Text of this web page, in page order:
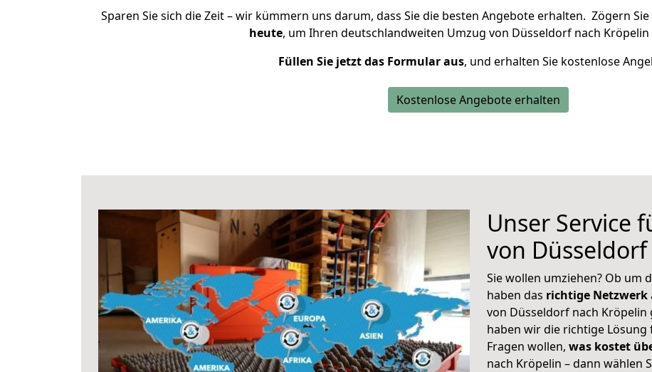
Sparen Sie sich die Zeit – wir kümmern uns darum, dass Sie die besten Angebote erhalten. Zögern
heute, um Ihren deutschlandweiten Umzug von Düsseldorf nach Kröpelin
Füllen Sie jetzt das Formular aus, und erhalten Sie kostenlose
Kostenlose Angebote erhalten
Unser Service
von
Sie wollen umziehen? Ob um
haben das richtige Netzwerk
von Düsseldorf nach Kröpelin
haben wir die richtige
Fragen wollen, was kostet
nach Kröpelin – dann wählen